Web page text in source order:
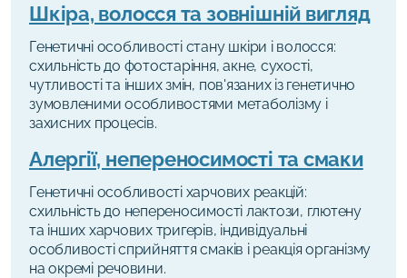
Шкіра, волосся та зовнішній вигляд
Генетичні особливості стану шкіри і волосся:
схильність до фотостаріння, акне, сухості,
чутливості та інших змін, пов'язаних із генетично
зумовленими особливостями метаболізму і
захисних процесів.
Алергії, непереносимості та смаки
Генетичні особливості харчових реакцій:
схильність до непереносимості лактози, глютену
та інших харчових тригерів, індивідуальні
особливості сприйняття смаків і реакція організму
на окремі речовини.